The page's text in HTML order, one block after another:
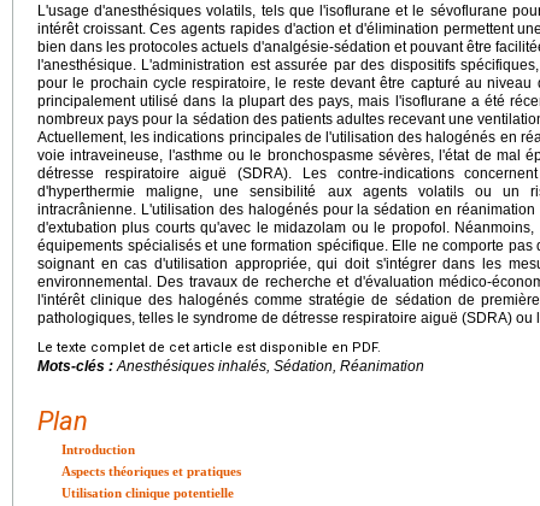
L'usage d'anesthésiques volatils, tels que l'isoflurane et le sévoflurane
intérêt croissant. Ces agents rapides d'action et d'élimination permettent
bien dans les protocoles actuels d'analgésie-sédation et pouvant être
l'anesthésique. L'administration est assurée par des dispositifs
pour le prochain cycle respiratoire, le reste devant être capturé au niveau
principalement utilisé dans la plupart des pays, mais l'isoflurane a été
nombreux pays pour la sédation des patients adultes recevant une
Actuellement, les indications principales de l'utilisation des halogénés en
voie intraveineuse, l'asthme ou le bronchospasme sévères, l'état de mal
détresse respiratoire aiguë (SDRA). Les contre-indications
d'hyperthermie maligne, une sensibilité aux agents volatils ou un
intracrânienne. L'utilisation des halogénés pour la sédation en
d'extubation plus courts qu'avec le midazolam ou le propofol.
équipements spécialisés et une formation spécifique. Elle ne comporte
soignant en cas d'utilisation appropriée, qui doit s'intégrer dans les
environnemental. Des travaux de recherche et d'évaluation médico-
l'intérêt clinique des halogénés comme stratégie de sédation de
pathologiques, telles le syndrome de détresse respiratoire aiguë (SDRA) ou
Le texte complet de cet article est disponible en PDF.
Mots-clés : Anesthésiques inhalés, Sédation, Réanimation
Plan
Introduction
Aspects théoriques et pratiques
Utilisation clinique potentielle